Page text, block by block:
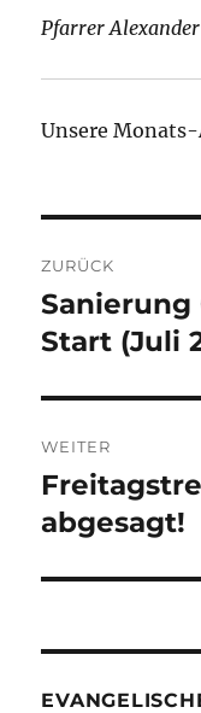
Pfarrer
Unsere
ZURÜCK
Vorheriger
Beitrag:
Sanierung
Start (Juli
WEITER
Nächster
Beitrag:
abgesagt!